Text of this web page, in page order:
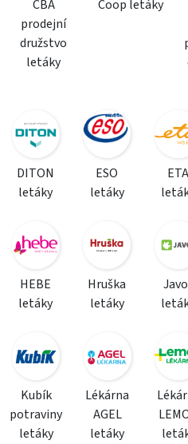
CBA
prodejní
družstvo
letáky
Coop letáky
DITON
letáky
ESO
letáky
ETA
HEBE
letáky
Hruška
letáky
Kubík
potraviny
letáky
Lékárna
AGEL
letáky